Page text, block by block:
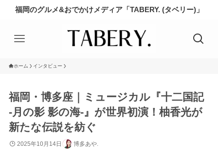
福岡のグルメ&おでかけメディア「TABERY. (タベリー)」
ホーム インタビュー
福岡・博多座｜ミュージカル『十二国記
‐月の影 影の海‐』が世界初演！柚香光が
新たな伝説を紡ぐ
2025年10月14日 博多あや.